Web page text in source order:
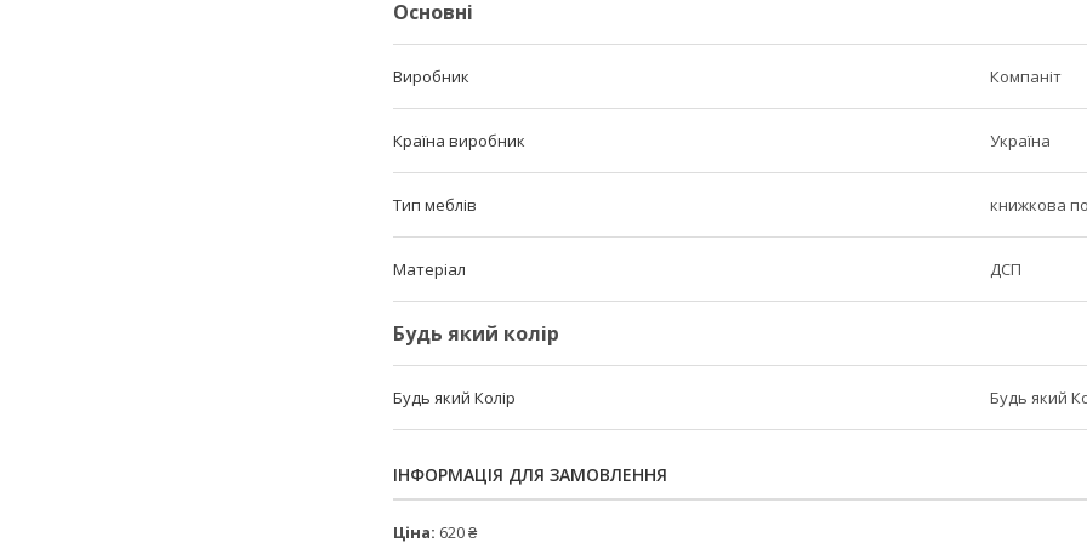
Основні
Виробник Компаніт
Країна виробник Україна
Тип меблів книжкова
Матеріал ДСП
Будь який колір
Будь який Колір Будь який
ІНФОРМАЦІЯ ДЛЯ ЗАМОВЛЕННЯ
Ціна: 620 ₴